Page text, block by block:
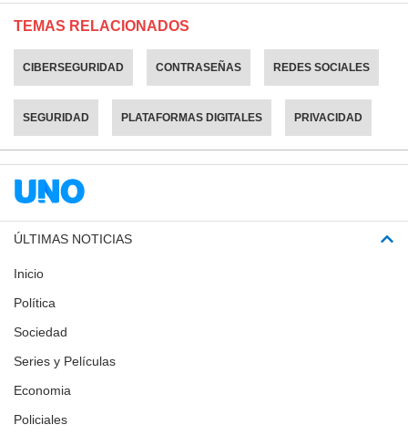
TEMAS RELACIONADOS
CIBERSEGURIDAD CONTRASEÑAS REDES SOCIALES
SEGURIDAD PLATAFORMAS DIGITALES PRIVACIDAD
ÚLTIMAS NOTICIAS
Inicio
Política
Sociedad
Series y Películas
Economia
Policiales